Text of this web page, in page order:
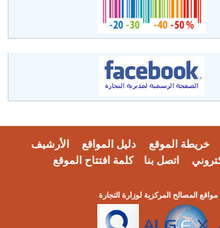
خريطة الموقع دليل المواقع
الأرشيف
اتصل بنا كلمة افتتاح الموقع
مواقع المصالح المركزية لوزارة التجارة